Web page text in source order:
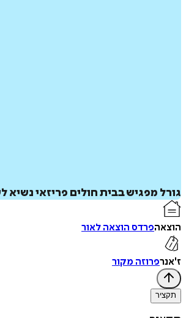
גורל מפגיש בבית חולים פריזאי
הוצאהפרדס הוצאה לאור
ז'אנרפרוזה מקור
תקציר